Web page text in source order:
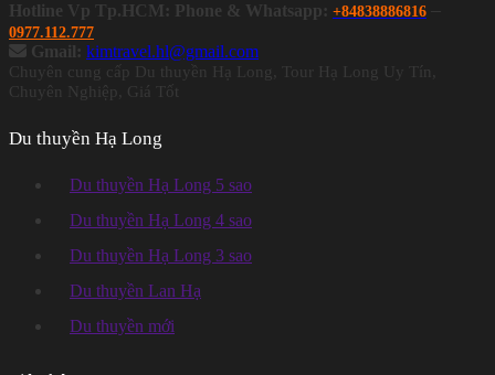
Hotline Vp Tp.HCM: Phone & Whatsapp: +84838886816
0977.112.777
Gmail: kimtravel.hl@gmail.com
Chuyên cung cấp Du thuyền Hạ Long, Tour Hạ Long Uy Tín,
Chuyên Nghiệp, Giá Tốt
Du thuyền Hạ Long
Du thuyền Hạ Long 5 sao
Du thuyền Hạ Long 4 sao
Du thuyền Hạ Long 3 sao
Du thuyền Lan Hạ
Du thuyền mới